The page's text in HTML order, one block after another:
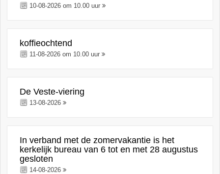
10-08-2026 om 10.00 uur
koffieochtend
11-08-2026 om 10.00 uur
De Veste-viering
13-08-2026
In verband met de zomervakantie is het
kerkelijk bureau van 6 tot en met 28 augustus
gesloten
14-08-2026